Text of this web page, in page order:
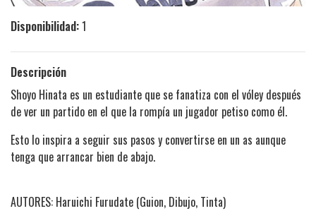
Disponibilidad:1
Descripción
Shoyo Hinata es un estudiante que se fanatiza con el vóley después
de ver un partido en el que la rompía un jugador petiso como él.
Esto lo inspira a seguir sus pasos y convertirse en un as aunque
tenga que arrancar bien de abajo.
AUTORES: Haruichi Furudate (Guion, Dibujo, Tinta)